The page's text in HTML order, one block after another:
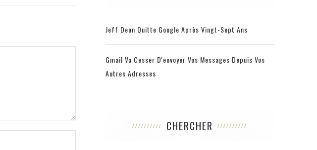
Jeff Dean Quitte Google Après Vingt-Sept Ans
Gmail Va Cesser D'envoyer Vos Messages Depuis Vos
Autres Adresses
CHERCHER